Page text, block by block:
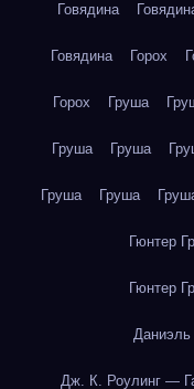
Говядина
Говядина Горох
Горох Груша
Груша Груша
Груша Груша
Гюнтер
Гюнтер
Дж. К. Роулинг —